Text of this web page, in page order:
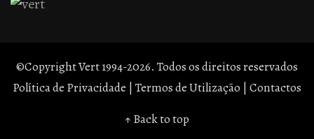
©Copyright Vert 1994-2026. Todos os direitos reservados
Política de Privacidade | Termos de Utilização | Contactos
↑ Back to top